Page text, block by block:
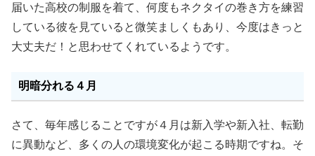
届いた高校の制服を着て、何度もネクタイの巻き方を練習
している彼を見ていると微笑ましくもあり、今度はきっと
大丈夫だ！と思わせてくれているようです。
明暗分れる４月
さて、毎年感じることですが４月は新入学や新入社、転勤
に異動など、多くの人の環境変化が起こる時期ですね。そ